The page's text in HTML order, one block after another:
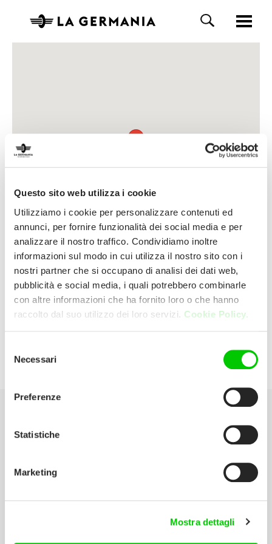
Questo sito web utilizza i cookie
Utilizziamo i cookie per personalizzare contenuti ed
annunci, per fornire funzionalità dei social media e per
analizzare il nostro traffico. Condividiamo inoltre
informazioni sul modo in cui utilizza il nostro sito con i
nostri partner che si occupano di analisi dei dati web,
pubblicità e social media, i quali potrebbero combinarle
con altre informazioni che ha fornito loro o che hanno
raccolto dal suo utilizzo dei loro servizi. Cookie Policy.
delNecessari
Preferenze
Statistiche
Marketing
Mostra dettagli
Cervi Vainer
Via Aldo Moro, 2 42040 Campegine
(Reggio Emilia) Italia